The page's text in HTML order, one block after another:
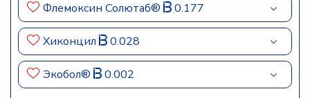
Флемоксин Солютаб® 0.177
Хиконцил 0.028
Экобол® 0.002